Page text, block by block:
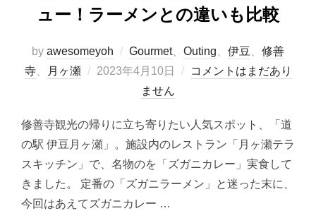
ュー！ラーメンとの違いも比較
by awesomeyoh Gourmet、 Outing 伊豆
修善
寺、 月ヶ瀬
投
2023年4月10日
コメントはまだあり
ません
修善寺観光の帰りに立ち寄りたい人気スポット、「道
の駅 伊豆月ヶ瀬」。施設内のレストラン「月ヶ瀬テラ
スキッチン」で、名物のを「ズガニカレー」実食して
きました。 定番の「ズガニラーメン」と迷った末に、
今回はあえてズガニカレー …